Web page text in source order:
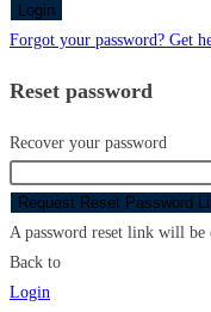
Login
Forgot your password? Get
Reset password
Recover your password
Request Reset Password
A password reset link will be
Back to
Login